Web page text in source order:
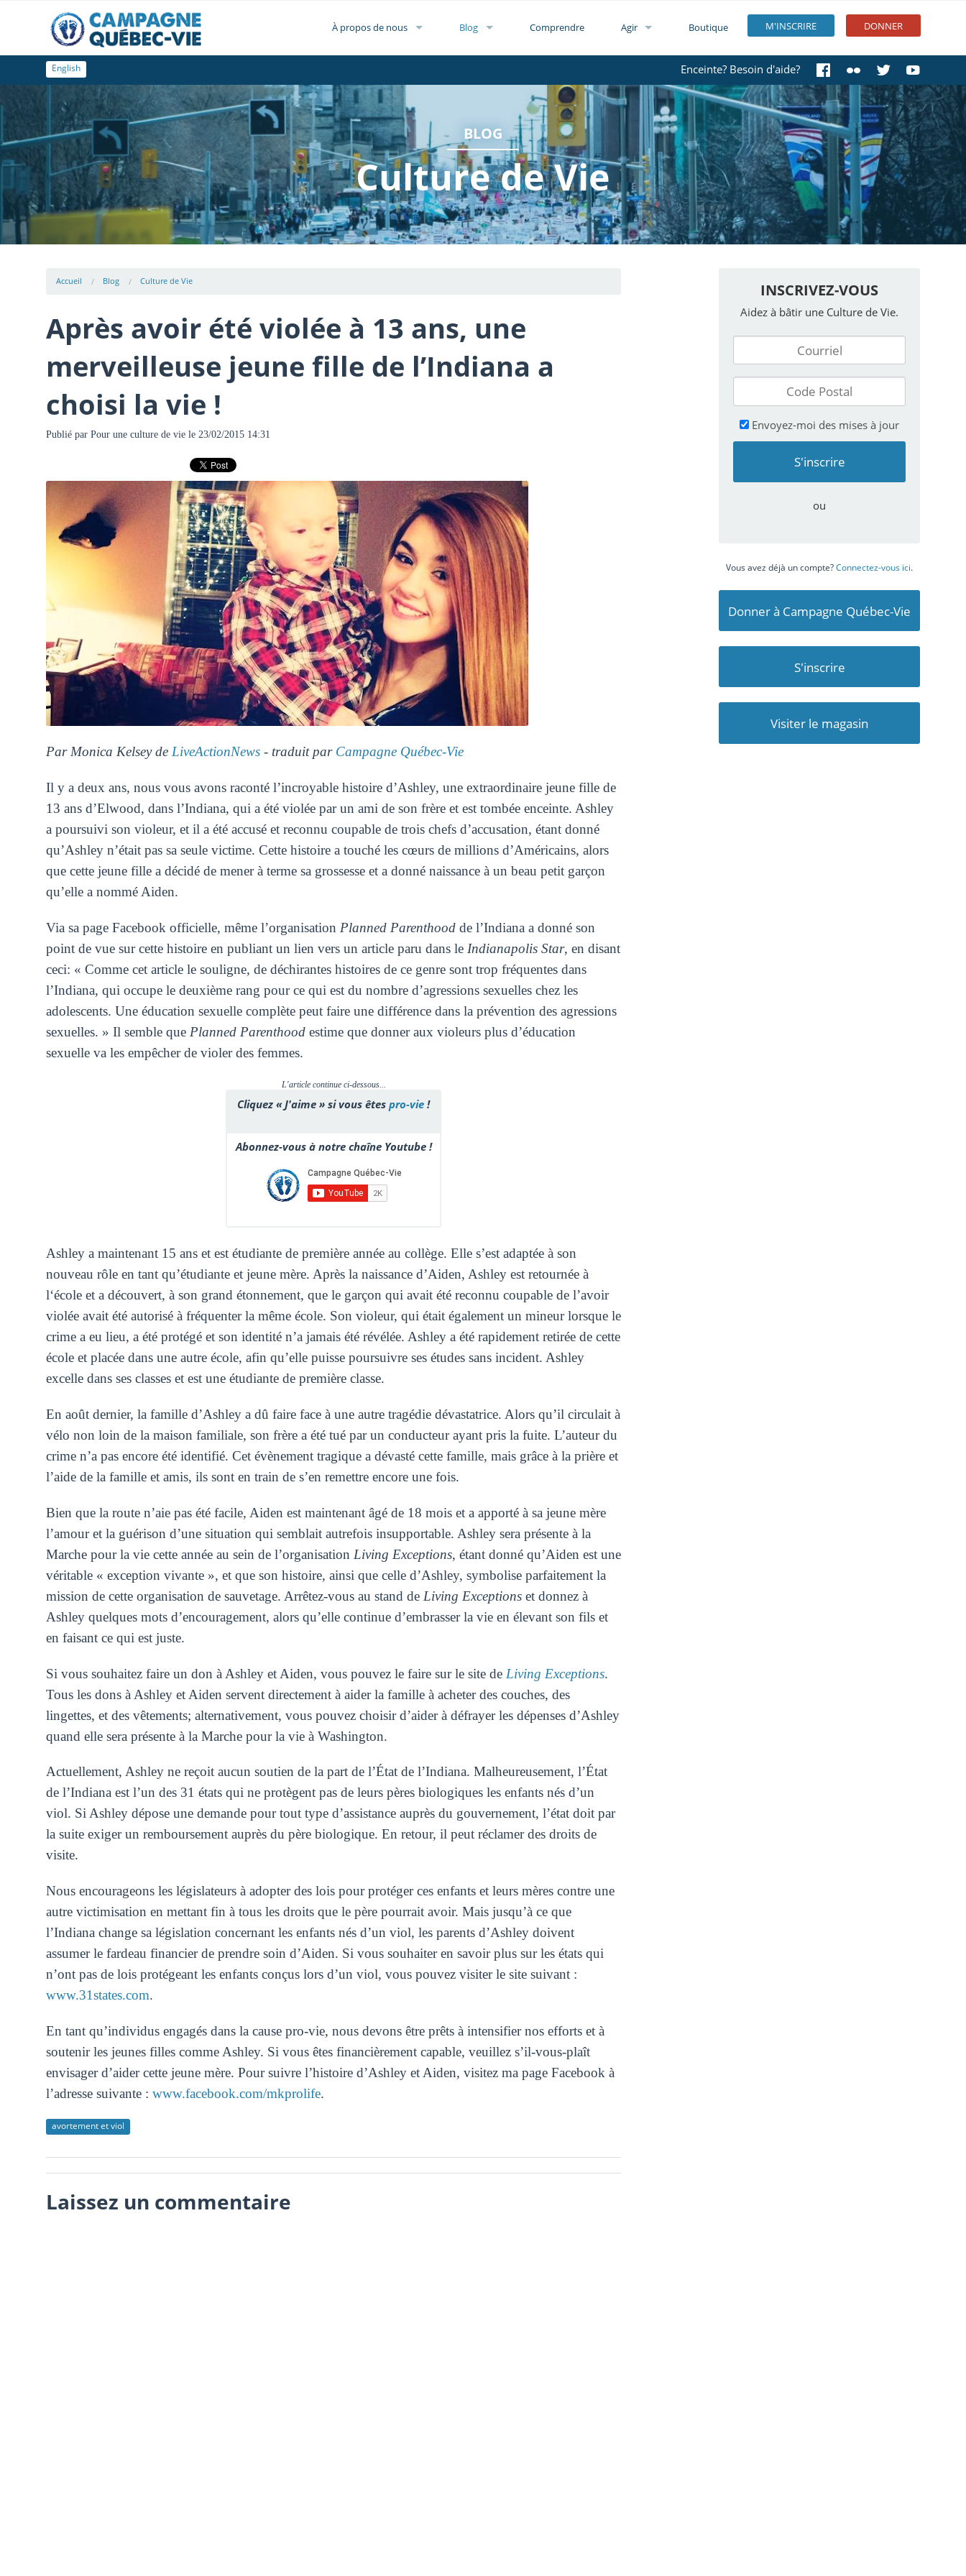
M'INSCRIRE DONNER
À propos de nous Blog Comprendre Agir Boutique
Enceinte? Besoin d'aide?
English
BLOG
Culture de Vie
Accueil Blog Culture de Vie
Après avoir été violée à 13 ans, une
merveilleuse jeune fille de l’Indiana a
choisi la vie !
Publié par Pour une culture de viele 23/02/2015 14:31
Par Monica Kelsey de LiveActionNews- traduit par Campagne Québec-Vie
Il y a deux ans, nous vous avons raconté l’incroyable histoire d’Ashley, une extraordinaire jeune fille de
13 ans d’Elwood, dans l’Indiana, qui a été violée par un ami de son frère et est tombée enceinte. Ashley
a poursuivi son violeur, et il a été accusé et reconnu coupable de trois chefs d’accusation, étant donné
qu’Ashley n’était pas sa seule victime. Cette histoire a touché les cœurs de millions d’Américains, alors
que cette jeune fille a décidé de mener à terme sa grossesse et a donné naissance à un beau petit garçon
qu’elle a nommé Aiden.
Via sa page Facebook officielle, même l’organisation Planned Parenthoodde l’Indiana a donné son
point de vue sur cette histoire en publiant un lien vers un article paru dans le Indianapolis Star, en disant
ceci: « Comme cet article le souligne, de déchirantes histoires de ce genre sont trop fréquentes dans
l’Indiana, qui occupe le deuxième rang pour ce qui est du nombre d’agressions sexuelles chez les
adolescents. Une éducation sexuelle complète peut faire une différence dans la prévention des agressions
sexuelles. » Il semble que Planned Parenthoodestime que donner aux violeurs plus d’éducation
sexuelle va les empêcher de violer des femmes.
L'article continue ci-dessous...
Cliquez « J'aime » si vous êtes pro-vie !
Abonnez-vous à notre chaîne Youtube !
Ashley a maintenant 15 ans et est étudiante de première année au collège. Elle s’est adaptée à son
nouveau rôle en tant qu’étudiante et jeune mère. Après la naissance d’Aiden, Ashley est retournée à
l‘école et a découvert, à son grand étonnement, que le garçon qui avait été reconnu coupable de l’avoir
violée avait été autorisé à fréquenter la même école. Son violeur, qui était également un mineur lorsque le
crime a eu lieu, a été protégé et son identité n’a jamais été révélée. Ashley a été rapidement retirée de cette
école et placée dans une autre école, afin qu’elle puisse poursuivre ses études sans incident. Ashley
excelle dans ses classes et est une étudiante de première classe.
En août dernier, la famille d’Ashley a dû faire face à une autre tragédie dévastatrice. Alors qu’il circulait à
vélo non loin de la maison familiale, son frère a été tué par un conducteur ayant pris la fuite. L’auteur du
crime n’a pas encore été identifié. Cet évènement tragique a dévasté cette famille, mais grâce à la prière et
l’aide de la famille et amis, ils sont en train de s’en remettre encore une fois.
Bien que la route n’aie pas été facile, Aiden est maintenant âgé de 18 mois et a apporté à sa jeune mère
l’amour et la guérison d’une situation qui semblait autrefois insupportable. Ashley sera présente à la
Marche pour la vie cette année au sein de l’organisation Living Exceptions, étant donné qu’Aiden est une
véritable « exception vivante », et que son histoire, ainsi que celle d’Ashley, symbolise parfaitement la
mission de cette organisation de sauvetage. Arrêtez-vous au stand de Living Exceptionset donnez à
Ashley quelques mots d’encouragement, alors qu’elle continue d’embrasser la vie en élevant son fils et
en faisant ce qui est juste.
Si vous souhaitez faire un don à Ashley et Aiden, vous pouvez le faire sur le site de Living Exceptions.
Tous les dons à Ashley et Aiden servent directement à aider la famille à acheter des couches, des
lingettes, et des vêtements; alternativement, vous pouvez choisir d’aider à défrayer les dépenses d’Ashley
quand elle sera présente à la Marche pour la vie à Washington.
Actuellement, Ashley ne reçoit aucun soutien de la part de l’État de l’Indiana. Malheureusement, l’État
de l’Indiana est l’un des 31 états qui ne protègent pas de leurs pères biologiques les enfants nés d’un
viol. Si Ashley dépose une demande pour tout type d’assistance auprès du gouvernement, l’état doit par
la suite exiger un remboursement auprès du père biologique. En retour, il peut réclamer des droits de
visite.
Nous encourageons les législateurs à adopter des lois pour protéger ces enfants et leurs mères contre une
autre victimisation en mettant fin à tous les droits que le père pourrait avoir. Mais jusqu’à ce que
l’Indiana change sa législation concernant les enfants nés d’un viol, les parents d’Ashley doivent
assumer le fardeau financier de prendre soin d’Aiden. Si vous souhaiter en savoir plus sur les états qui
n’ont pas de lois protégeant les enfants conçus lors d’un viol, vous pouvez visiter le site suivant :
www.31states.com.
En tant qu’individus engagés dans la cause pro-vie, nous devons être prêts à intensifier nos efforts et à
soutenir les jeunes filles comme Ashley. Si vous êtes financièrement capable, veuillez s’il-vous-plaît
envisager d’aider cette jeune mère. Pour suivre l’histoire d’Ashley et Aiden, visitez ma page Facebook à
l’adresse suivante : www.facebook.com/mkprolife.
avortement et viol
Laissez un commentaire
INSCRIVEZ-VOUS
Aidez à bâtir une Culture de Vie.
Envoyez-moi des mises à jour
ou
Vous avez déjà un compte?Connectez-vous ici.
Donner à Campagne Québec-Vie
S'inscrire
Visiter le magasin